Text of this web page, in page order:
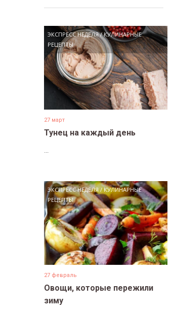
ЭКСПРЕСС НЕДЕЛЯ/КУЛИНАРНЫЕ
РЕЦЕПТЫ
27 март
Тунец на каждый день
ЭКСПРЕСС НЕДЕЛЯ/КУЛИНАРНЫЕ
РЕЦЕПТЫ
27 февраль
Овощи, которые пережили
зиму